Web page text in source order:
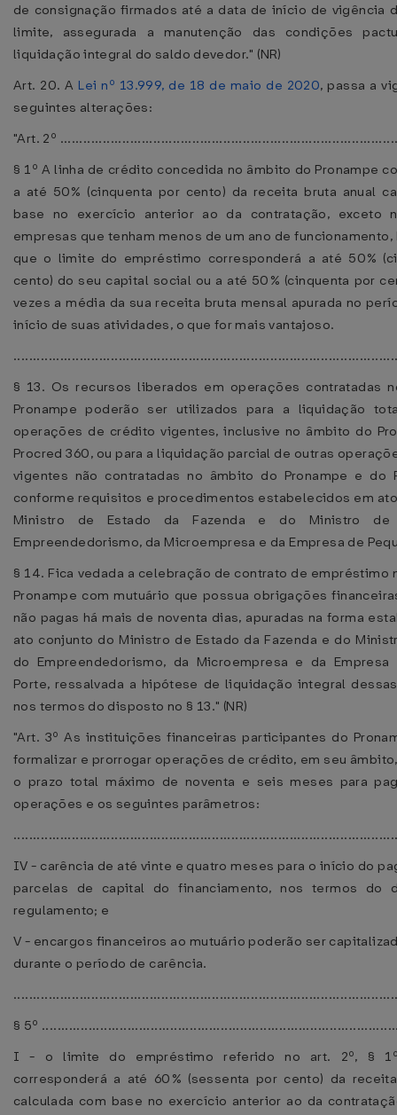
de consignação firmados até a data de início de vigência
limite, assegurada a manutenção das condições
liquidação integral do saldo devedor." (NR)
Art. 20. A Lei nº 13.999, de 18 de maio de 2020, passa a
seguintes alterações:
"Art. 2º
§ 1º A linha de crédito concedida no âmbito do Pronampe
a até 50% (cinquenta por cento) da receita bruta anual
base no exercício anterior ao da contratação, exceto
empresas que tenham menos de um ano de
que o limite do empréstimo corresponderá a até 50%
cento) do seu capital social ou a até 50% (cinquenta por
vezes a média da sua receita bruta mensal apurada no
início de suas atividades, o que for mais vantajoso.
§ 13. Os recursos liberados em operações contratadas
Pronampe poderão ser utilizados para a liquidação
operações de crédito vigentes, inclusive no âmbito do
Procred 360, ou para a liquidação parcial de outras
vigentes não contratadas no âmbito do Pronampe e do
conforme requisitos e procedimentos estabelecidos em
Ministro de Estado da Fazenda e do Ministro de
Empreendedorismo, da Microempresa e da Empresa de
§ 14. Fica vedada a celebração de contrato de empréstimo
Pronampe com mutuário que possua obrigações
não pagas há mais de noventa dias, apuradas na forma
ato conjunto do Ministro de Estado da Fazenda e do
do Empreendedorismo, da Microempresa e da Empresa
Porte, ressalvada a hipótese de liquidação integral
nos termos do disposto no § 13." (NR)
"Art. 3º As instituições financeiras participantes do
formalizar e prorrogar operações de crédito, em seu
o prazo total máximo de noventa e seis meses para
operações e os seguintes parâmetros:
IV - carência de até vinte e quatro meses para o início do
parcelas de capital do financiamento, nos termos do
regulamento; e
V - encargos financeiros ao mutuário poderão ser
durante o período de carência.
§ 5º
I - o limite do empréstimo referido no art. 2º, §
corresponderá a até 60% (sessenta por cento) da
calculada com base no exercício anterior ao da